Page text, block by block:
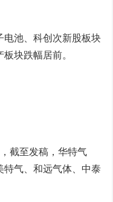
池、科创次新股板块
块跌幅居前。
截至发稿，华特气
特气 、和远气体
中泰